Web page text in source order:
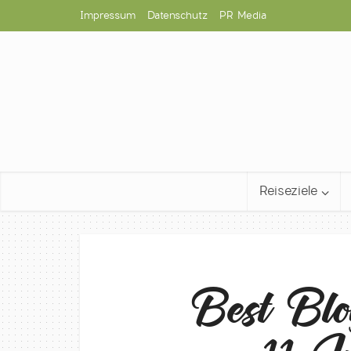
Impressum Datenschutz PR Media
Reiseziele
Best